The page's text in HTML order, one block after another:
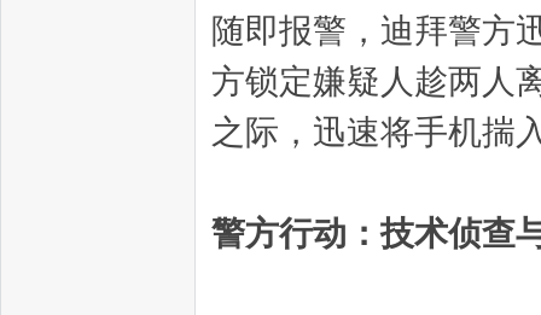
随即报警，迪拜警方
方锁定嫌疑人趁两人
之际，迅速将手机揣
警方行动：技术侦查